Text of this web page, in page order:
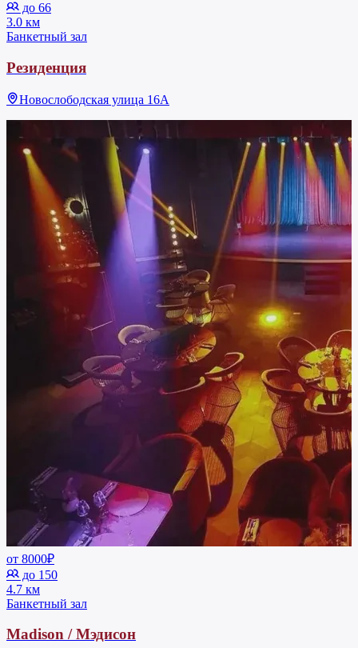
до 66
3.0 км
Банкетный зал
Резиденция
Новослободская улица 16А
от 8000₽
до 150
4.7 км
Банкетный зал
Madison / Мэдисон